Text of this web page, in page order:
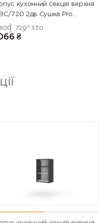
кухонний секцiя верхня
720 2дв Сушка Pro
(Серія М))
800 720 330
₴